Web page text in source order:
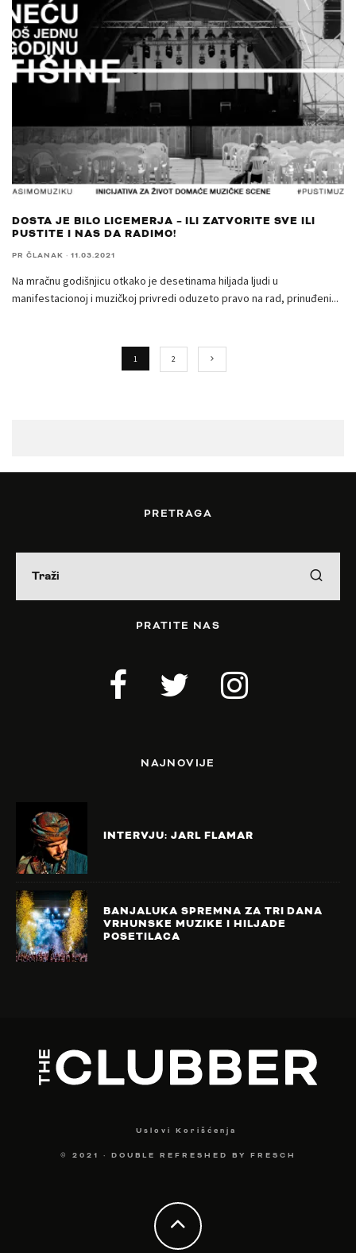
DOSTA JE BILO LICEMERJA – ILI ZATVORITE SVE ILI
PUSTITE I NAS DA RADIMO!
PR ČLANAK · 11.03.2021
Na mračnu godišnjicu otkako je desetinama hiljada ljudi u
manifestacionoj i muzičkoj privredi oduzeto pravo na rad, prinuđeni...
1 2
PRETRAGA
PRATITE NAS
NAJNOVIJE
INTERVJU: JARL FLAMAR
BANJALUKA SPREMNA ZA TRI DANA
VRHUNSKE MUZIKE I HILJADE
POSETILACA
Uslovi Korišćenja
© 2021 · DOUBLE REFRESHED BY FRESCH